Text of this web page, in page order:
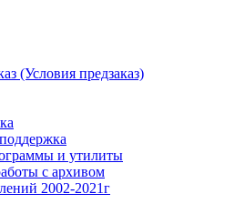
(Условия предзаказ)
и утилиты
с архивом
2002-2021г